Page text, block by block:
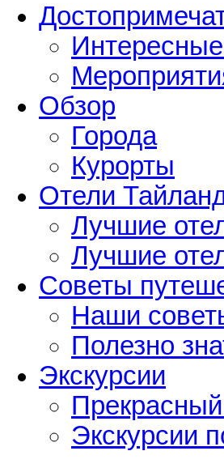
Обзор
Города
Курорты
Отели
Лучшие
Лучшие
Советы
Наши
Полезно
Экскурсии
Прекрасный
Экскурсии